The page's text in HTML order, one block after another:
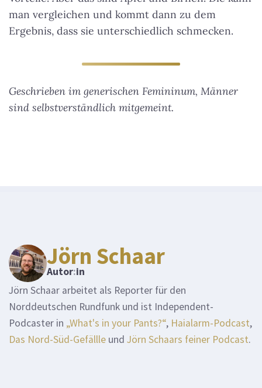
man vergleichen und kommt dann zu dem
Ergebnis, dass sie unterschiedlich schmecken.
Geschrieben im generischen Femininum, Männer
sind selbstverständlich mitgemeint.
Jörn Schaar
Autor:in
Jörn Schaar arbeitet als Reporter für den
Norddeutschen Rundfunk und ist Independent-
Podcaster in „What's in your Pants?“, Haialarm-Podcast,
Das Nord-Süd-Gefällle und Jörn Schaars feiner Podcast.